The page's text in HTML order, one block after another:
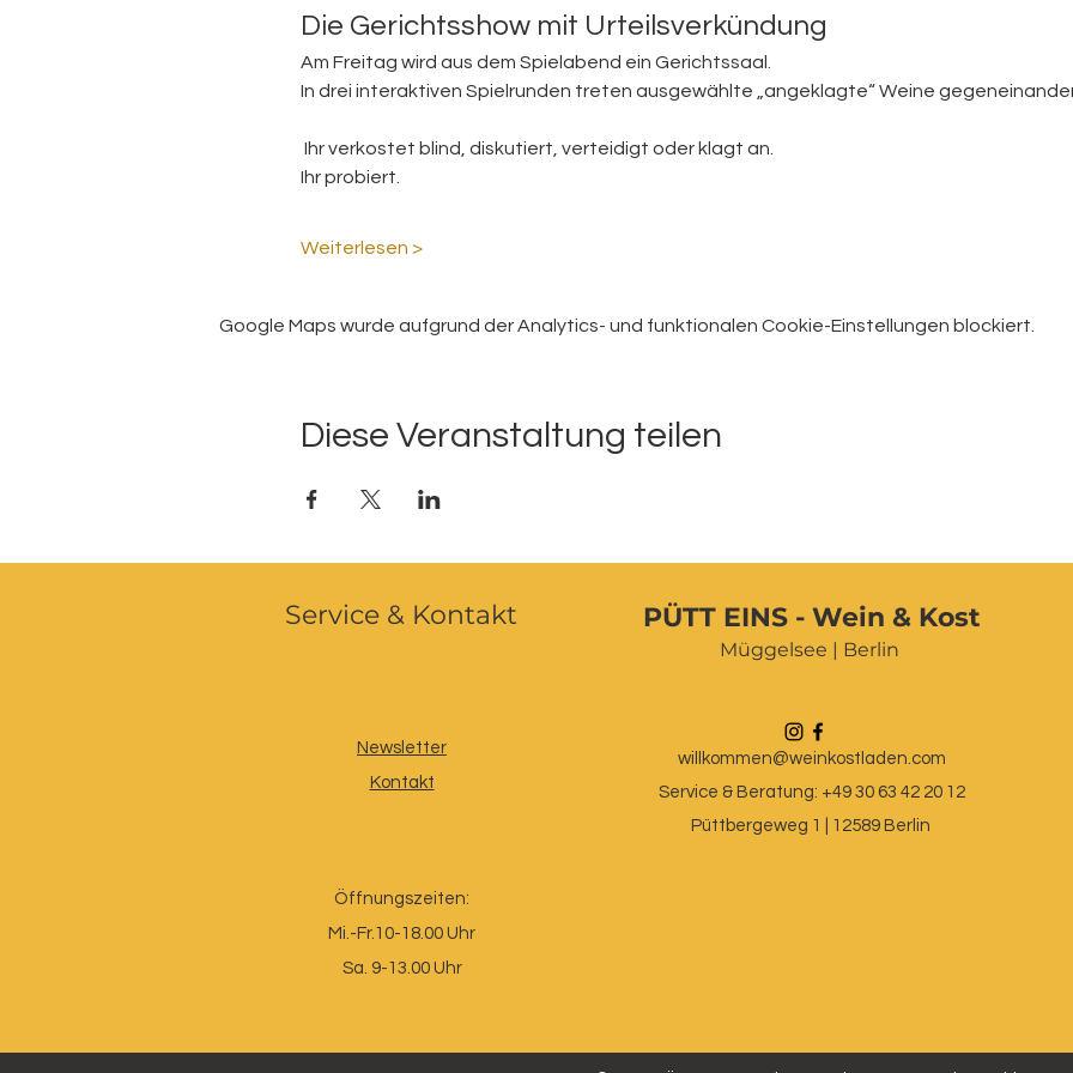
Die Gerichtsshow mit Urteilsverkündung
Am Freitag wird aus dem Spielabend ein Gerichtssaal.
In drei interaktiven Spielrunden treten ausgewählte „angeklagte“ Weine
Ihr verkostet blind, diskutiert, verteidigt oder klagt an.
Ihr probiert.
Weiterlesen >
Google Maps wurde aufgrund der Analytics- und funktionalen Cookie-Einstellungen blockiert.
Diese Veranstaltung teilen
Service & Kontakt PÜTT EINS - Wein & Kost
Müggelsee | Berlin
Newsletter
Kontakt
Öffnungszeiten:
Mi.-Fr.10-18.00 Uhr
Sa. 9-13.00 Uhr
willkommen@weinkostladen.com
Service & Beratung: +49 30 63 42 20 12
Püttbergeweg 1 | 12589 Berlin